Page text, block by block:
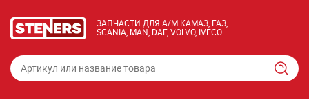
ЗАПЧАСТИ ДЛЯ А/М КАМАЗ, ГАЗ,
SCANIA, MAN, DAF, VOLVO, IVECO